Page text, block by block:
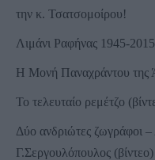
την κ. Τσατσομοίρου!
Λιμάνι Ραφήνας 1945-
Η Μονή Παναχράντου της
Το τελευταίο ρεμέτζο
Δύο ανδριώτες ζωγράφοι
Γ.Σεργουλόπουλος (βίντεο)